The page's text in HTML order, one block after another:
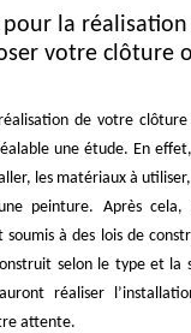
pour la
votre clôture
de votre
une étude. En
les matériaux à
peinture. Après
à des lois de
selon le type et la
réaliser
attente.